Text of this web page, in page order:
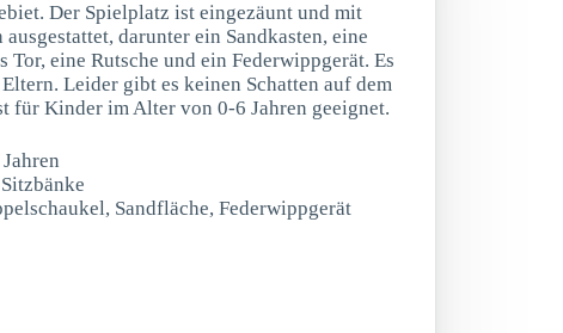
Der Spielplatz ist eingezäunt und mit
darunter ein Sandkasten, eine
eine Rutsche und ein Federwippgerät. Es
Leider gibt es keinen Schatten auf dem
für Kinder im Alter von 0-6 Jahren geeignet.
Sandfläche, Federwippgerät